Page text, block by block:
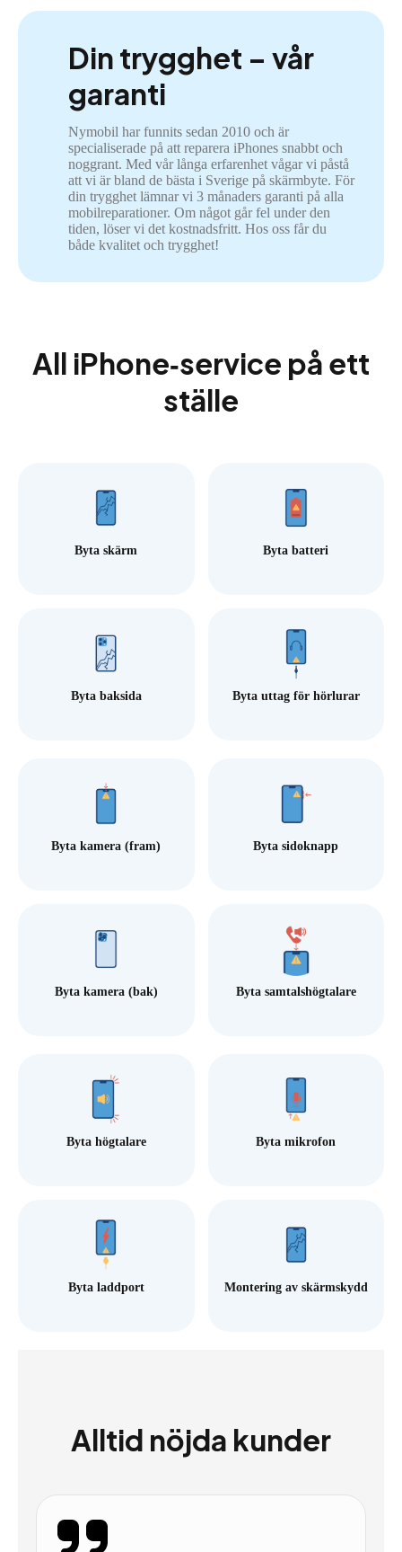
Din trygghet – vår
garanti
Nymobil har funnits sedan 2010 och är
specialiserade på att reparera iPhones snabbt och
noggrant. Med vår långa erfarenhet vågar vi påstå
att vi är bland de bästa i Sverige på skärmbyte. För
din trygghet lämnar vi 3 månaders garanti på alla
mobilreparationer. Om något går fel under den
tiden, löser vi det kostnadsfritt. Hos oss får du
både kvalitet och trygghet!
All iPhone‑service på ett
ställe
Byta skärm Byta batteri
Byta baksida Byta uttag för hörlurar
Byta kamera (fram) Byta sidoknapp
Byta kamera (bak) Byta samtalshögtalare
Byta högtalare Byta mikrofon
Byta laddport Montering av skärmskydd
Alltid nöjda kunder